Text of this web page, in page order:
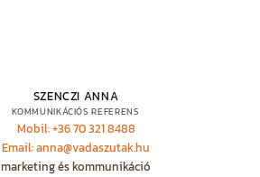
SZENCZI ANNA
KOMMUNIKÁCIÓS REFERENS
Mobil: +36 70 321 8488
Email: anna@vadaszutak.hu
marketing és kommunikáció